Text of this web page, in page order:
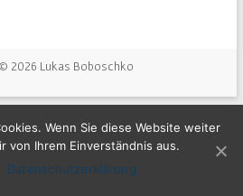
2026 Lukas Boboschko
Wenn Sie diese Website weiter
von Ihrem Einverständnis aus.
Datenschutzerklärung